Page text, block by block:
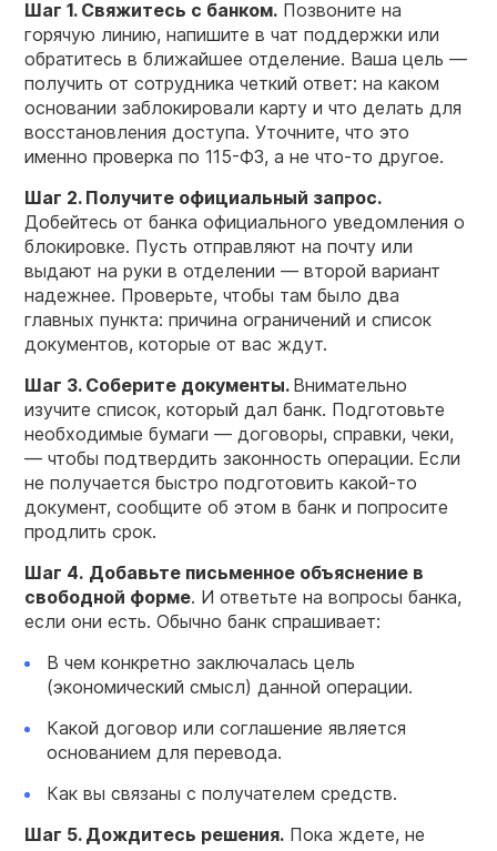
Шаг 1. Свяжитесь с банком. Позвоните на
горячую линию, напишите в чат поддержки или
обратитесь в ближайшее отделение. Ваша цель —
получить от сотрудника четкий ответ: на каком
основании заблокировали карту и что делать для
восстановления доступа. Уточните, что это
именно проверка по 115-ФЗ, а не что-то другое.
Шаг 2. Получите официальный запрос.
Добейтесь от банка официального уведомления о
блокировке. Пусть отправляют на почту или
выдают на руки в отделении — второй вариант
надежнее. Проверьте, чтобы там было два
главных пункта: причина ограничений и список
документов, которые от вас ждут.
Шаг 3. Соберите документы. Внимательно
изучите список, который дал банк. Подготовьте
необходимые бумаги — договоры, справки, чеки,
— чтобы подтвердить законность операции. Если
не получается быстро подготовить какой-то
документ, сообщите об этом в банк и попросите
продлить срок.
Шаг 4. Добавьте письменное объяснение в
свободной форме. И ответьте на вопросы банка,
если они есть. Обычно банк спрашивает:
В чем конкретно заключалась цель
(экономический смысл) данной операции.
Какой договор или соглашение является
основанием для перевода.
Как вы связаны с получателем средств.
Шаг 5. Дождитесь решения. Пока ждете, не